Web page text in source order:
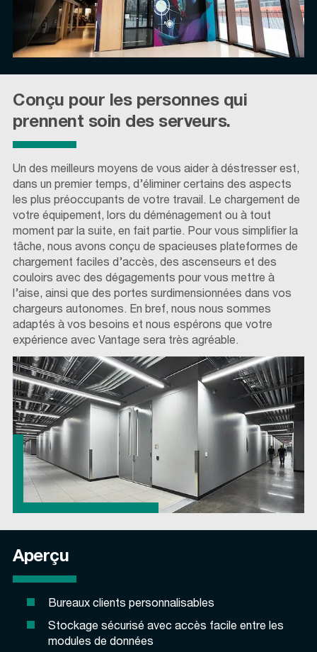
Conçu pour les personnes qui
prennent soin des serveurs.
Un des meilleurs moyens de vous aider à déstresser est,
dans un premier temps, d’éliminer certains des aspects
les plus préoccupants de votre travail. Le chargement de
votre équipement, lors du déménagement ou à tout
moment par la suite, en fait partie. Pour vous simplifier la
tâche, nous avons conçu de spacieuses plateformes de
chargement faciles d’accès, des ascenseurs et des
couloirs avec des dégagements pour vous mettre à
l’aise, ainsi que des portes surdimensionnées dans vos
chargeurs autonomes. En bref, nous nous sommes
adaptés à vos besoins et nous espérons que votre
expérience avec Vantage sera très agréable.
Aperçu
Bureaux clients personnalisables
Stockage sécurisé avec accès facile entre les
modules de données